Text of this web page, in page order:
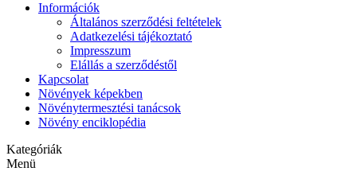
Információk
Általános szerződési feltételek
Adatkezelési tájékoztató
Impresszum
Elállás a szerződéstől
Kapcsolat
Növények képekben
Növénytermesztési tanácsok
Növény enciklopédia
Kategóriák
Menü